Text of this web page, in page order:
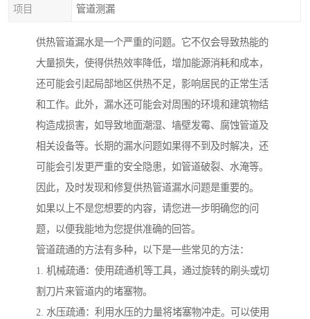
项目 管道测漏
供热管道漏水是一个严重的问题。它不仅会导致热能的
大量损失，使得供热效率降低，增加能源消耗和成本，
还可能会引起局部地区供热不足，影响居民的正常生活
和工作。此外，漏水还可能会对周围的环境和建筑物结
构造成损害，如导致地面潮湿、墙壁发霉、腐蚀管道及
相关设备等。长期的漏水问题如果得不到及时解决，还
可能会引发更严重的安全隐患，如管道破裂、水淹等。
因此，及时发现和修复供热管道漏水问题是重要的。
如果以上不是您想要的内容，请您进一步明确您的问
题，以便我能地为您提供准确的回答。
管道疏通的方法有多种，以下是一些常见的方法：
1. 机械疏通：使用疏通机等工具，通过旋转的刷头或切
割刀片来管道内的堵塞物。
2. 水压疏通：利用水压的力量将堵塞物冲走。可以使用